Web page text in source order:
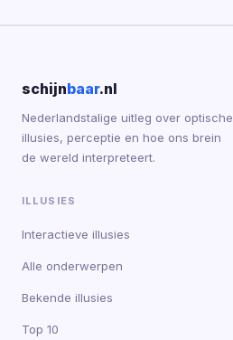
schijnbaar.nl
Nederlandstalige uitleg over optische
illusies, perceptie en hoe ons brein
de wereld interpreteert.
ILLUSIES
Interactieve illusies
Alle onderwerpen
Bekende illusies
Top 10